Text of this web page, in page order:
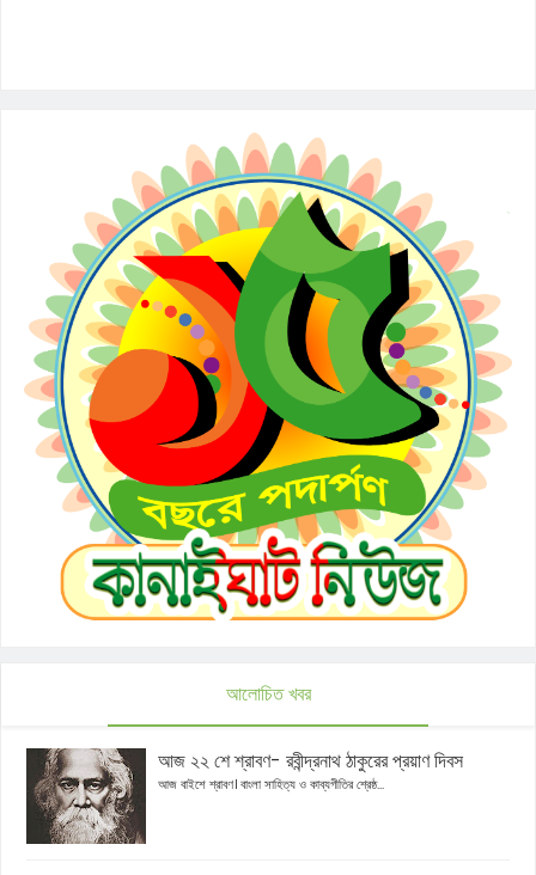
আলোচিত খবর
আজ ২২ শে শ্রাবণ- রবীন্দ্রনাথ ঠাকুরের প্রয়াণ দিবস
আজ বাইশে শ্রাবণ। বাংলা সাহিত্য ও কাব্যগীতির শ্রেষ্ঠ...